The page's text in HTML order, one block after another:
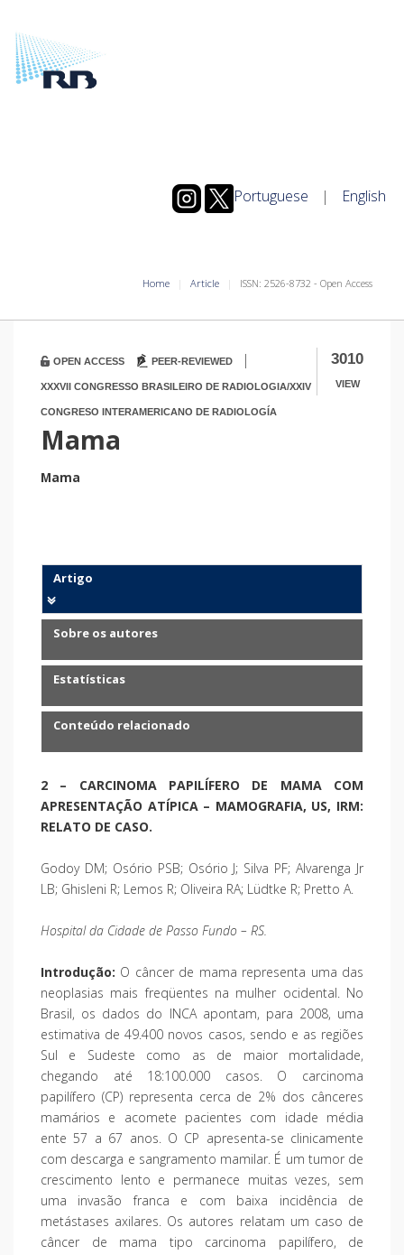
Portuguese | English
Home Article ISSN: 2526-8732 - Open Access
3010
VIEW
OPEN ACCESS PEER-REVIEWED |
XXXVII CONGRESSO BRASILEIRO DE RADIOLOGIA/XXIV
CONGRESO INTERAMERICANO DE RADIOLOGÍA
Mama
Mama
Artigo
Sobre os autores
Estatísticas
Conteúdo relacionado
2 – CARCINOMA PAPILÍFERO DE MAMA COM
APRESENTAÇÃO ATÍPICA – MAMOGRAFIA, US, IRM:
RELATO DE CASO.
Godoy DM; Osório PSB; Osório J; Silva PF; Alvarenga Jr
LB; Ghisleni R; Lemos R; Oliveira RA; Lüdtke R; Pretto A.
Hospital da Cidade de Passo Fundo – RS.
Introdução: O câncer de mama representa uma das
neoplasias mais freqüentes na mulher ocidental. No
Brasil, os dados do INCA apontam, para 2008, uma
estimativa de 49.400 novos casos, sendo e as regiões
Sul e Sudeste como as de maior mortalidade,
chegando até 18:100.000 casos. O carcinoma
papilífero (CP) representa cerca de 2% dos cânceres
mamários e acomete pacientes com idade média
ente 57 a 67 anos. O CP apresenta-se clinicamente
com descarga e sangramento mamilar. É um tumor de
crescimento lento e permanece muitas vezes, sem
uma invasão franca e com baixa incidência de
metástases axilares. Os autores relatam um caso de
câncer de mama tipo carcinoma papilífero, de